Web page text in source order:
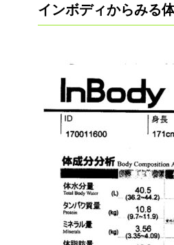
インボディからみる